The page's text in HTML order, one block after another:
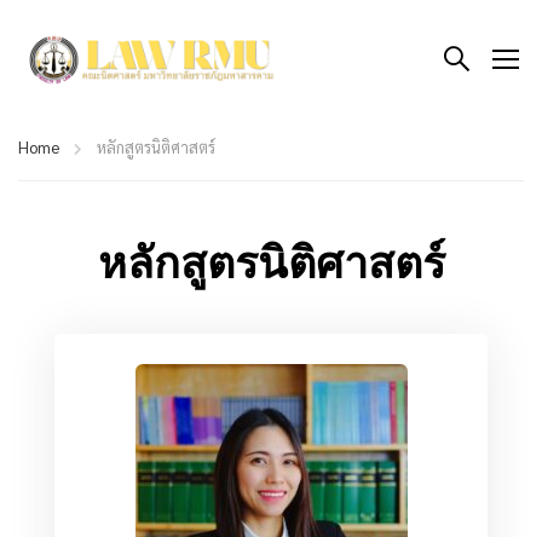
Home หลักสูตรนิติศาสตร์
หลักสูตรนิติศาสตร์